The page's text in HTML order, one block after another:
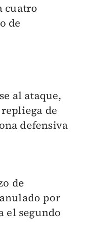
cuatro
de
al ataque,
de
defensiva
de
por
el segundo